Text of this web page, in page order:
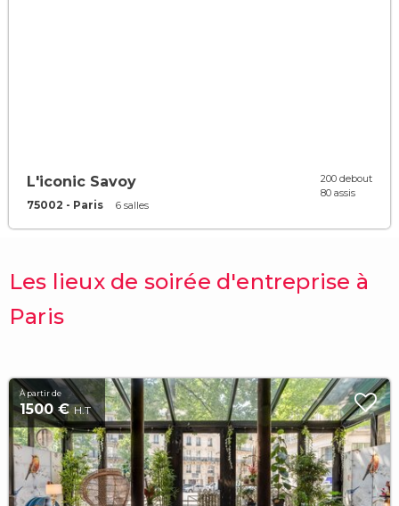
L'iconic Savoy
75002 - Paris 6 salles
200 debout
80 assis
Les lieux de soirée d'entreprise à
Paris
À partir de
1500 €H.T